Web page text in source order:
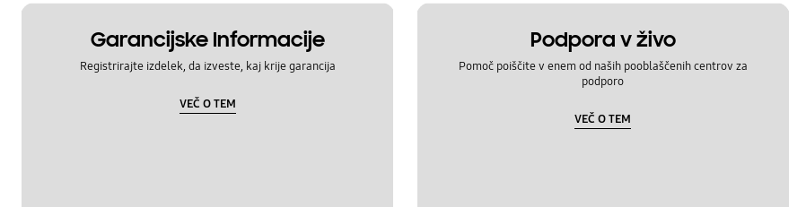
Garancijske Informacije
Registrirajte izdelek, da izveste, kaj krije garancija
VEČ O TEM
Podpora v živo
Pomoč poiščite v enem od naših pooblaščenih centrov za
podporo
VEČ O TEM